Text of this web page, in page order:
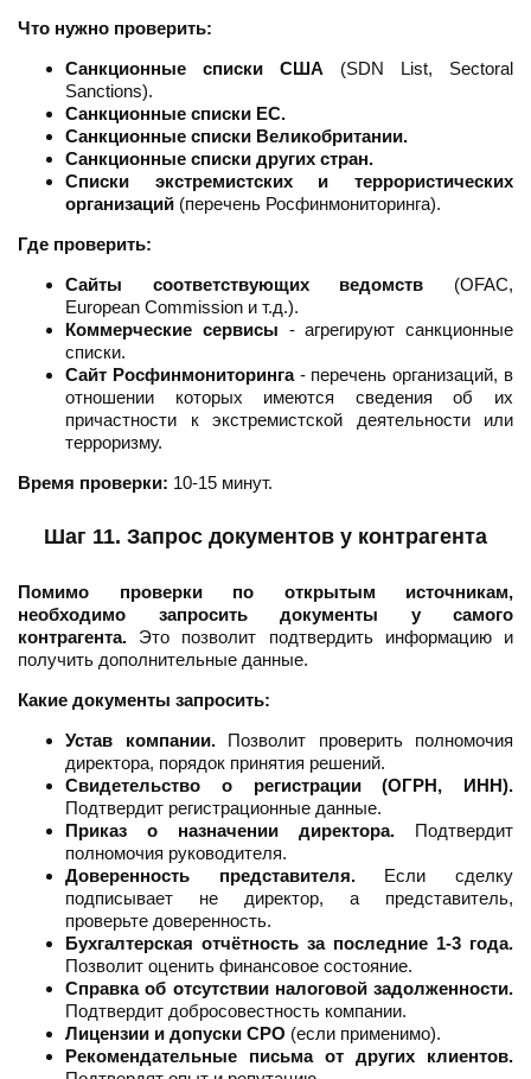
Что нужно проверить:
Санкционные списки США (SDN List, Sectoral
Sanctions).
Санкционные списки ЕС.
Санкционные списки Великобритании.
Санкционные списки других стран.
Списки экстремистских и террористических
организаций (перечень Росфинмониторинга).
Где проверить:
Сайты соответствующих ведомств (OFAC,
European Commission и т.д.).
Коммерческие сервисы - агрегируют санкционные
списки.
Сайт Росфинмониторинга- перечень организаций, в
отношении которых имеются сведения об их
причастности к экстремистской деятельности или
терроризму.
Время проверки: 10-15 минут.
Шаг 11. Запрос документов у контрагента
Помимо проверки по открытым источникам,
необходимо запросить документы у самого
контрагента. Это позволит подтвердить информацию и
получить дополнительные данные.
Какие документы запросить:
Устав компании.Позволит проверить полномочия
директора, порядок принятия решений.
Свидетельство о регистрации (ОГРН, ИНН).
Подтвердит регистрационные данные.
Приказ о назначении директора. Подтвердит
полномочия руководителя.
Доверенность представителя.Если сделку
подписывает не директор, а представитель,
проверьте доверенность.
Бухгалтерская отчётность за последние 1-3 года.
Позволит оценить финансовое состояние.
Справка об отсутствии налоговой задолженности.
Подтвердит добросовестность компании.
Лицензии и допуски СРО (если применимо).
Рекомендательные письма от других клиентов.